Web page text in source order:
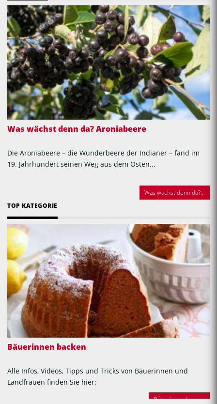
Was wächst denn da? Aroniabeere
Die Aroniabeere – die Wunderbeere der Indianer – fand im
19. Jahrhundert seinen Weg aus dem Osten...
Was wächst denn da?...
TOP KATEGORIE
Bäuerinnen backen
Alle Infos, Videos, Tipps und Tricks von Bäuerinnen und
Landfrauen finden Sie hier:
Bäuerinnen backen